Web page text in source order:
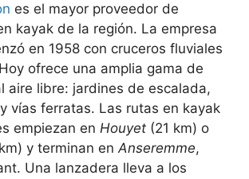
es el mayor proveedor de
kayak de la región. La empresa
en 1958 con cruceros fluviales
ofrece una amplia gama de
aire libre: jardines de escalada,
vías ferratas. Las rutas en kayak
empiezan en Houyet (21 km) o
y terminan enAnseremme,
Una lanzadera lleva a los